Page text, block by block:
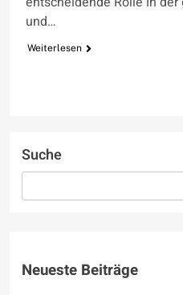
und…
Weiterlesen
Suche
Neueste Beiträge